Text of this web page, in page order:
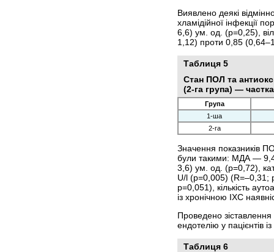
Виявлено деякі
хламідійної інфекції
6,6) ум. од. (р=0,25),
1,12) проти 0,85
Таблиця 5
Стан ПОЛ та
(2-га група) —
Група
1-ша
2-га
Значення показників
були такими: МДА — 9,4
3,6) ум. од. (р=0,72),
U/l (р=0,005) (R=–0,31;
р=0,051), кількість
із хронічною ІХС
Проведено зіставлення
ендотелію у пацієнтів
Таблиця 6